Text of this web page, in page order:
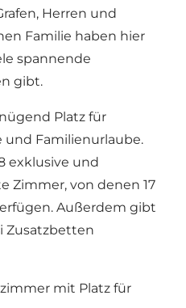
Herren und
Familie haben hier
spannende
gibt.
Platz für
und Familienurlaube.
exklusive und
Zimmer, von denen 17
Außerdem gibt
Zusatzbetten
mit Platz für